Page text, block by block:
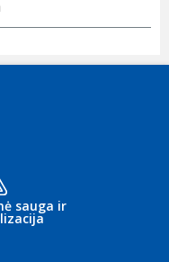
sauga ir